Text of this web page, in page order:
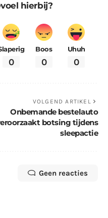
hierbij?
0
Boos
0
Uhuh
0
VOLGEND ARTIKEL
Onbemande bestelauto
botsing tijdens
sleepactie
Geen reacties